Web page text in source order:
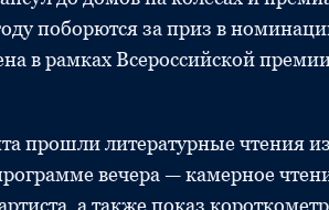
поборются за приз в
в рамках Всероссийской
прошли литературные чтения
вечера — камерное
а также показ